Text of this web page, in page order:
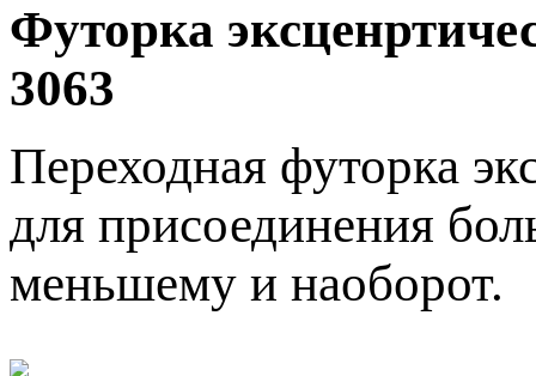
Футорка
3063
Переходная футорка
для присоединения
меньшему и наоборот.